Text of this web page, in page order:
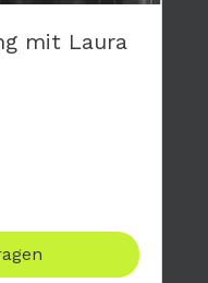
mit Laura